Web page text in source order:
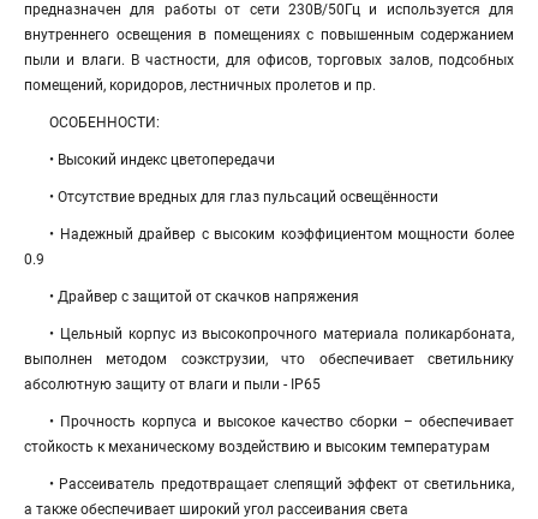
предназначен для работы от сети 230В/50Гц и используется для
внутреннего освещения в помещениях с повышенным содержанием
пыли и влаги. В частности, для офисов, торговых залов, подсобных
помещений, коридоров, лестничных пролетов и пр.
ОСОБЕННОСТИ:
• Высокий индекс цветопередачи
• Отсутствие вредных для глаз пульсаций освещённости
• Надежный драйвер с высоким коэффициентом мощности более
0.9
• Драйвер с защитой от скачков напряжения
• Цельный корпус из высокопрочного материала поликарбоната,
выполнен методом соэкструзии, что обеспечивает светильнику
абсолютную защиту от влаги и пыли - IP65
• Прочность корпуса и высокое качество сборки – обеспечивает
стойкость к механическому воздействию и высоким температурам
• Рассеиватель предотвращает слепящий эффект от светильника,
а также обеспечивает широкий угол рассеивания света